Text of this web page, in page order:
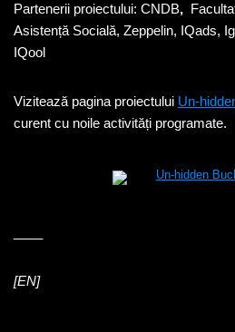
Partenerii proiectului: CNDB,
Asistență Socială, Zeppelin, IQads,
IQool
Vizitează pagina proiectului Un-
curent cu noile activități programate.
[EN]